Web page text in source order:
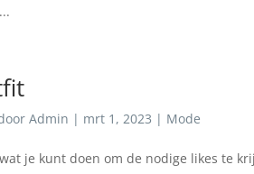
Admin | mrt 1, 2023 | Mode
je kunt doen om de nodige likes te